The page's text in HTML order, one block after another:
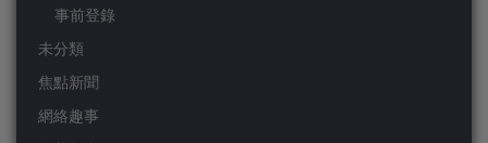
事前登錄
未分類
焦點新聞
網絡趣事